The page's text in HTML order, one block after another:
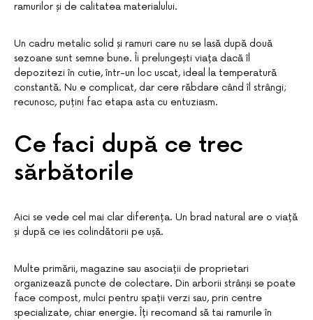
ramurilor și de calitatea materialului.
Un cadru metalic solid și ramuri care nu se lasă după două
sezoane sunt semne bune. Îi prelungești viața dacă îl
depozitezi în cutie, într-un loc uscat, ideal la temperatură
constantă. Nu e complicat, dar cere răbdare când îl strângi;
recunosc, puțini fac etapa asta cu entuziasm.
Ce faci după ce trec
sărbătorile
Aici se vede cel mai clar diferența. Un brad natural are o viață
și după ce ies colindătorii pe ușă.
Multe primării, magazine sau asociații de proprietari
organizează puncte de colectare. Din arborii strânși se poate
face compost, mulci pentru spații verzi sau, prin centre
specializate, chiar energie. Îți recomand să tai ramurile în